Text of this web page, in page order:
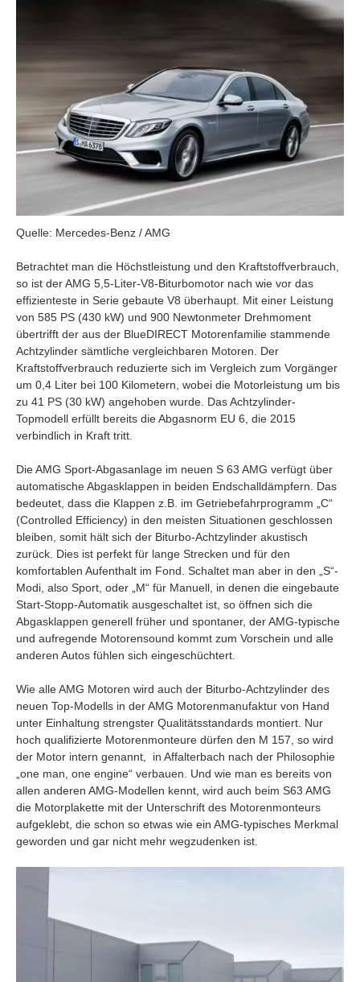
Quelle: Mercedes-Benz / AMG
Betrachtet man die Höchstleistung und den Kraftstoffverbrauch,
so ist der AMG 5,5‑Liter-V8-Biturbomotor nach wie vor das
effizienteste in Serie gebaute V8 überhaupt. Mit einer Leistung
von 585 PS (430 kW) und 900 Newtonmeter Drehmoment
übertrifft der aus der BlueDIRECT Motorenfamilie stammende
Achtzylinder sämtliche vergleichbaren Motoren. Der
Kraftstoffverbrauch reduzierte sich im Vergleich zum Vorgänger
um 0,4 Liter bei 100 Kilometern, wobei die Motorleistung um bis
zu 41 PS (30 kW) angehoben wurde. Das Achtzylinder-
Topmodell erfüllt bereits die Abgasnorm EU 6, die 2015
verbindlich in Kraft tritt.
Die AMG Sport-Abgasanlage im neuen S 63 AMG verfügt über
automatische Abgasklappen in beiden Endschalldämpfern. Das
bedeutet, dass die Klappen z.B. im Getriebefahrprogramm „C“
(Controlled Efficiency) in den meisten Situationen geschlossen
bleiben, somit hält sich der Biturbo-Achtzylinder akustisch
zurück. Dies ist perfekt für lange Strecken und für den
komfortablen Aufenthalt im Fond. Schaltet man aber in den „S“-
Modi, also Sport, oder „M“ für Manuell, in denen die eingebaute
Start-Stopp-Automatik ausgeschaltet ist, so öffnen sich die
Abgasklappen generell früher und spontaner, der AMG-typische
und aufregende Motorensound kommt zum Vorschein und alle
anderen Autos fühlen sich eingeschüchtert.
Wie alle AMG Motoren wird auch der Biturbo-Achtzylinder des
neuen Top-Modells in der AMG Motorenmanufaktur von Hand
unter Einhaltung strengster Qualitätsstandards montiert. Nur
hoch qualifizierte Motorenmonteure dürfen den M 157, so wird
der Motor intern genannt, in Affalterbach nach der Philosophie
„one man, one engine“ verbauen. Und wie man es bereits von
allen anderen AMG-Modellen kennt, wird auch beim S63 AMG
die Motorplakette mit der Unterschrift des Motorenmonteurs
aufgeklebt, die schon so etwas wie ein AMG-typisches Merkmal
geworden und gar nicht mehr wegzudenken ist.